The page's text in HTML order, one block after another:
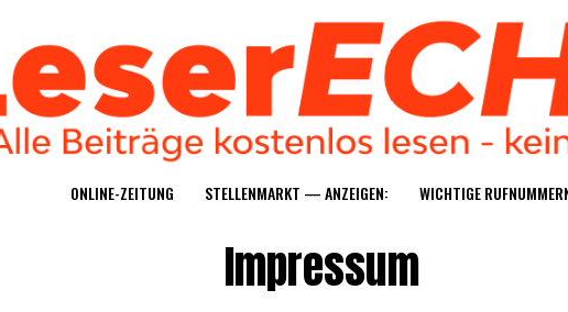
ONLINE-ZEI­TUNG STEL­LEN­MARKT — ANZEIGEN: WICH­TI­GE
Impres­sum